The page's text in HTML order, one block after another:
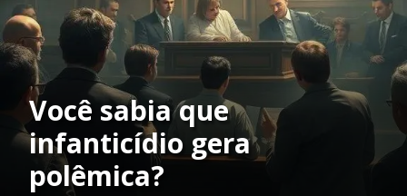
Você sabia que
infanticídio gera
polêmica?